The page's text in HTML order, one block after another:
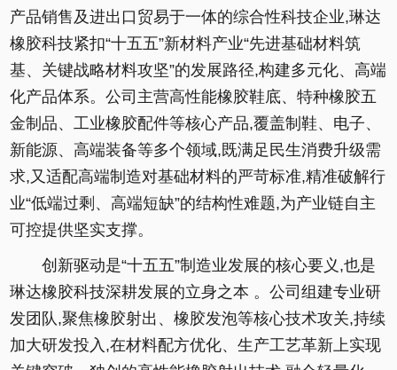
产品销售及进出口贸易于一体的综合性科技企业,琳达
橡胶科技紧扣“十五五”新材料产业“先进基础材料筑
基、关键战略材料攻坚”的发展路径,构建多元化、高端
化产品体系。公司主营高性能橡胶鞋底、特种橡胶五
金制品、工业橡胶配件等核心产品,覆盖制鞋、电子、
新能源、高端装备等多个领域,既满足民生消费升级需
求,又适配高端制造对基础材料的严苛标准,精准破解行
业“低端过剩、高端短缺”的结构性难题,为产业链自主
可控提供坚实支撑。
创新驱动是“十五五”制造业发展的核心要义,也是
琳达橡胶科技深耕发展的立身之本 。公司组建专业研
发团队,聚焦橡胶射出、橡胶发泡等核心技术攻关,持续
加大研发投入,在材料配方优化、生产工艺革新上实现